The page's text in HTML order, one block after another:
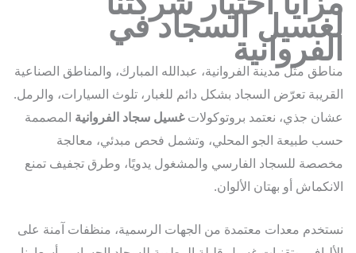
السجاد في
مثل مدينة الفروانية، عبدالله المبارك، والمناطق الصناعية
تعرّض السجاد بشكل دائم للغبار، تلوث السيارات، والرمل.
جذي، نعتمد بروتوكولاتغسيل سجاد الفروانية المصممة
طبيعة الجو المحلي، وتشمل فحص مبدئي، معالجة
للسجاد الفارسي والمشغول يدويًا، وطرق تجفيف تمنع
أو بهتان الألوان.
معدات معتمدة من الجهات الرسمية، منظفات آمنة على